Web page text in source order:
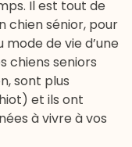
Il est tout de
chien sénior, pour
de vie d’une
chiens seniors
sont plus
et ils ont
à vivre à vos